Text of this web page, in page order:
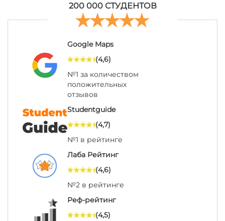
200 000 СТУДЕНТОВ
Google Maps
(4,6)
№1 за количеством
положительных
отзывов
Studentguide
(4,7)
№1 в рейтинге
Лаба Рейтинг
(4,6)
№2 в рейтинге
Реф-рейтинг
(4,5)